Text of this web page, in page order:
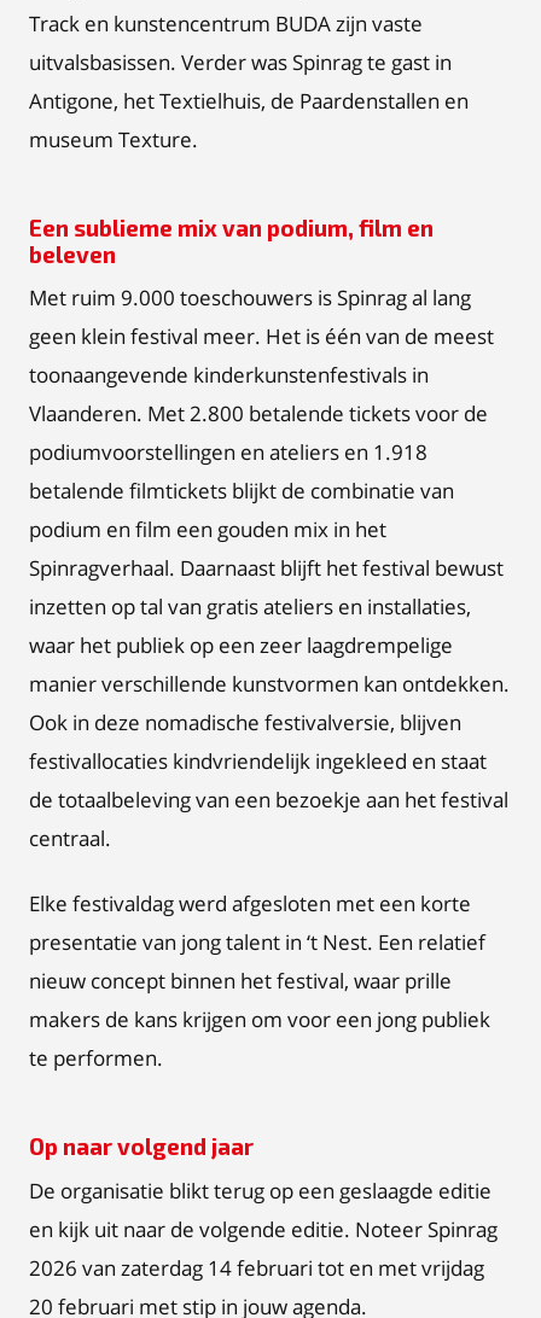
Track en kunstencentrum BUDA zijn vaste
uitvalsbasissen. Verder was Spinrag te gast in
Antigone, het Textielhuis, de Paardenstallen en
museum Texture.
Een sublieme mix van podium, film en
beleven
Met ruim 9.000 toeschouwers is Spinrag al lang
geen klein festival meer. Het is één van de meest
toonaangevende kinderkunstenfestivals in
Vlaanderen. Met 2.800 betalende tickets voor de
podiumvoorstellingen en ateliers en 1.918
betalende filmtickets blijkt de combinatie van
podium en film een gouden mix in het
Spinragverhaal. Daarnaast blijft het festival bewust
inzetten op tal van gratis ateliers en installaties,
waar het publiek op een zeer laagdrempelige
manier verschillende kunstvormen kan ontdekken.
Ook in deze nomadische festivalversie, blijven
festivallocaties kindvriendelijk ingekleed en staat
de totaalbeleving van een bezoekje aan het festival
centraal.
Elke festivaldag werd afgesloten met een korte
presentatie van jong talent in ‘t Nest. Een relatief
nieuw concept binnen het festival, waar prille
makers de kans krijgen om voor een jong publiek
te performen.
Op naar volgend jaar
De organisatie blikt terug op een geslaagde editie
en kijk uit naar de volgende editie. Noteer Spinrag
2026 van zaterdag 14 februari tot en met vrijdag
20 februari met stip in jouw agenda.